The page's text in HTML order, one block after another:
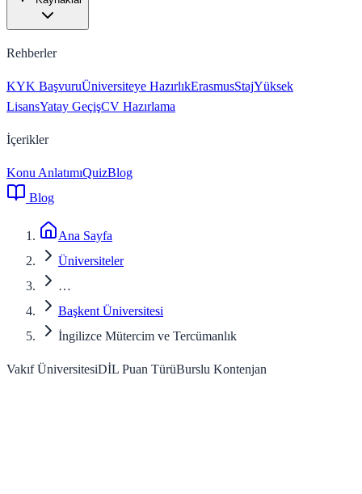
Rehberler
KYK BaşvuruÜniversiteye HazırlıkErasmusStajYüksek
LisansYatay GeçişCV Hazırlama
İçerikler
Konu AnlatımıQuizBlog
Blog
Ana Sayfa
Üniversiteler
…
Başkent Üniversitesi
İngilizce Mütercim ve Tercümanlık
Vakıf ÜniversitesiDİL Puan TürüBurslu Kontenjan